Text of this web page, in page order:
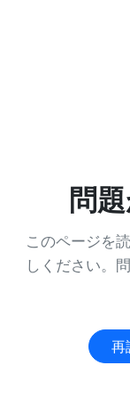
問
このページを
しください。
再